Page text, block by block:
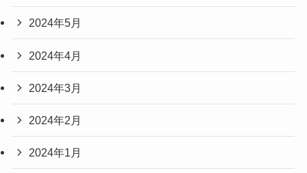
2024年5月
2024年4月
2024年3月
2024年2月
2024年1月